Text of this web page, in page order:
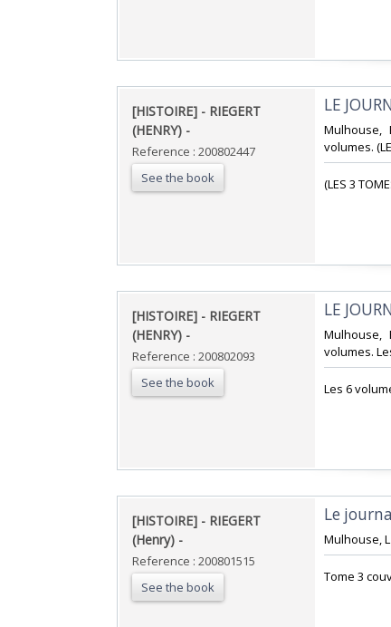
‎[HISTOIRE] - RIEGERT
(HENRY) - ‎
Reference : 200802447
See the book
‎LE
‎Mulhouse,
volumes.
‎(LES 3
‎[HISTOIRE] - RIEGERT
(HENRY) - ‎
Reference : 200802093
See the book
‎LE
‎Mulhouse,
volumes.
‎Les 6
‎[HISTOIRE] - RIEGERT
(Henry) - ‎
Reference : 200801515
See the book
‎Le
‎Mulhouse,
‎Tome 3